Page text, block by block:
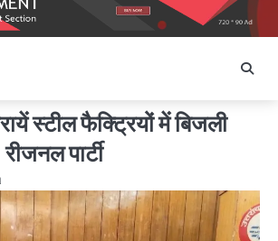
स्टील फैक्ट्रियों में बिजली
पार्टी